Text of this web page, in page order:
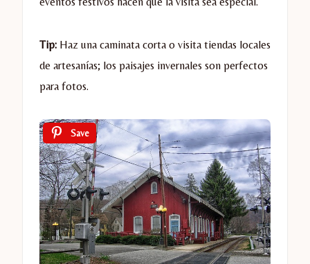
Tip: Haz una caminata corta o visita tiendas locales
de artesanías; los paisajes invernales son perfectos
para fotos.
Save